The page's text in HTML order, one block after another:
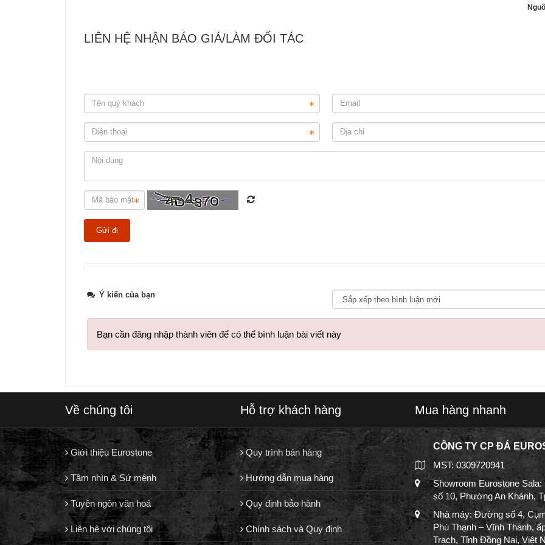
LIÊN HỆ NHẬN BÁO GIÁ/LÀM ĐỐI TÁC
Ý kiến của bạn
Bạn cần đăng nhập thành viên để có thể bình luận bài viết này
Về chúng tôi
Giới thiệu Eurostone
Tầm nhìn & Sứ mệnh
Tuyên ngôn văn hoá
Liên hệ với chúng tôi
Hỗ trợ khách hàng
Quy trình bán hàng
Hướng dẫn mua hàng
Quy định bảo hành
Chính sách và Quy định
Mua hàng nhanh
CÔNG TY CP ĐÁ
MST: 0309720941
Showroom Eurostone
số 10, Phường An Khánh,
Nhà máy: Đường số 4,
Phú Thạnh – Vĩnh Thanh,
Trạch, Tỉnh Đồng Nai, Việt